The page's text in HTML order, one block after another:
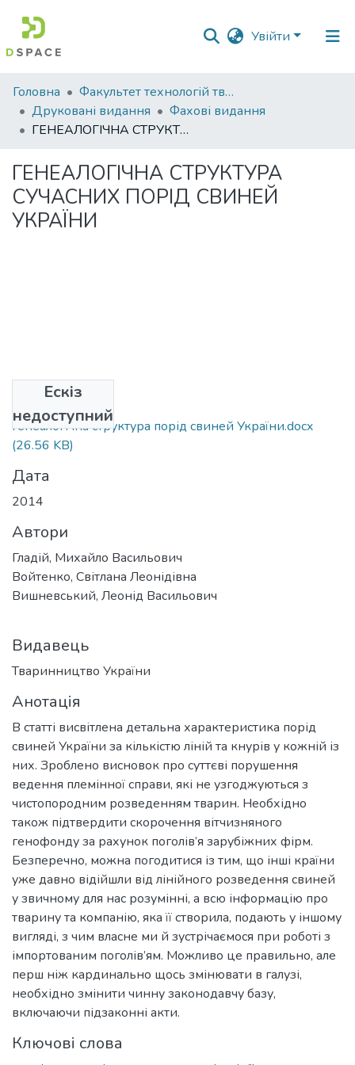
Увійти
Фонди
та
зібрання
Статистика
Головна
Факультет технологій тваринництва та продовольства
Друковані видання
Фахові видання
ГЕНЕАЛОГІЧНА СТРУКТУРА СУЧАСНИХ ПОРІД СВИНЕЙ УКРАЇНИ
ГЕНЕАЛОГІЧНА СТРУКТУРА
СУЧАСНИХ ПОРІД СВИНЕЙ
УКРАЇНИ
Ескіз
недоступний
Файли
Генеалогічна структура порід свиней України.docx
(26.56 KB)
Дата
2014
Автори
Гладій, Михайло Васильович
Войтенко, Світлана Леонідівна
Вишневський, Леонід Васильович
Видавець
Тваринництво України
Анотація
В статті висвітлена детальна характеристика порід
свиней України за кількістю ліній та кнурів у кожній із
них. Зроблено висновок про суттєві порушення
ведення племінної справи, які не узгоджуються з
чистопородним розведенням тварин. Необхідно
також підтвердити скорочення вітчизняного
генофонду за рахунок поголів’я зарубіжних фірм.
Безперечно, можна погодитися із тим, що інші країни
уже давно відійшли від лінійного розведення свиней
у звичному для нас розумінні, а всю інформацію про
тварину та компанію, яка її створила, подають у іншому
вигляді, з чим власне ми й зустрічаємося при роботі з
імпортованим поголів’ям. Можливо це правильно, але
перш ніж кардинально щось змінювати в галузі,
необхідно змінити чинну законодавчу базу,
включаючи підзаконні акти.
Ключові слова